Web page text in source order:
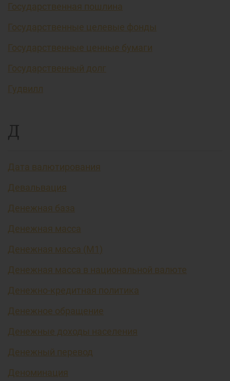
Государственная пошлина
Государственные целевые фонды
Государственные ценные бумаги
Государственный долг
Гудвилл
Д
Дата валютирования
Девальвация
Денежная база
Денежная масса
Денежная масса (М1)
Денежная масса в национальной валюте
Денежно-кредитная политика
Денежное обращение
Денежные доходы населения
Денежный перевод
Деноминация